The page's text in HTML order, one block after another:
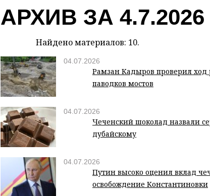
АРХИВ ЗА 4.7.2026
Найдено материалов: 10.
04.07.2026
Рамзан Кадыров проверил
паводков мостов
04.07.2026
Чеченский шоколад назвали
дубайскому
04.07.2026
Путин высоко оценил вклад
освобождение Константиновки